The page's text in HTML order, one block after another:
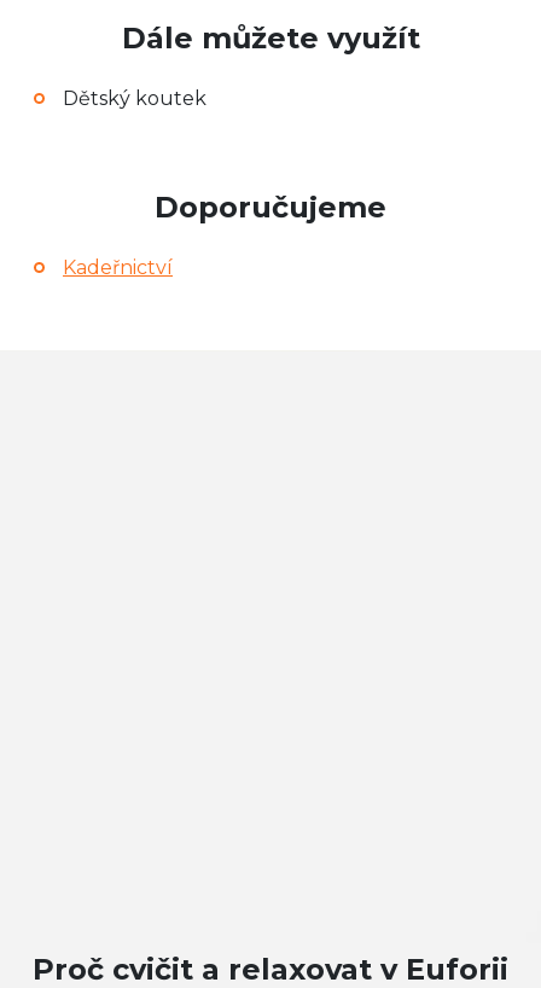
Dále můžete využít
Dětský koutek
Doporučujeme
Kadeřnictví
Proč cvičit a relaxovat v Euforii